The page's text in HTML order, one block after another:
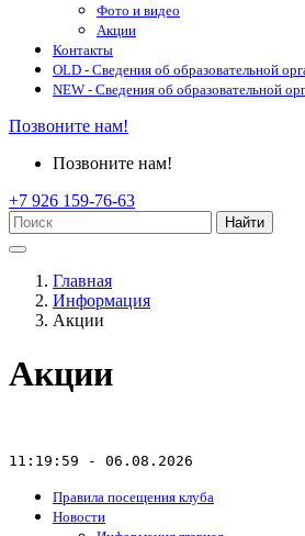
Фото и видео
Акции
Контакты
OLD - Сведения об образовательной
NEW - Сведения об образовательной
Позвоните нам!
Позвоните нам!
+7 926 159-76-63
Найти
Главная
Информация
Акции
Акции
11:19:59 - 06.08.2026
Правила посещения клуба
Новости